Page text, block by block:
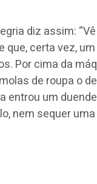
diz assim:
certa vez,
Por cima da
de roupa o
entrou um
nem sequer